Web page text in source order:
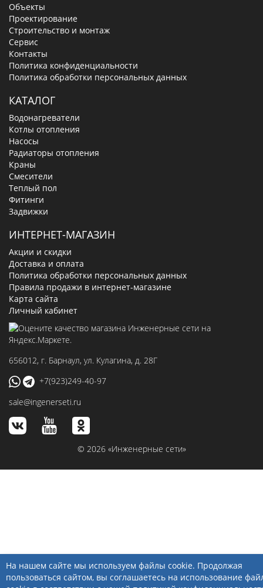
Объекты
Проектирование
Строительство и монтаж
Сервис
Контакты
Политика конфиденциальности
Политика обработки персональных данных
КАТАЛОГ
Водонагреватели
Котлы отопления
Насосы
Радиаторы отопления
Краны
Смесители
Теплый пол
Фитинги
Задвижки
ИНТЕРНЕТ-МАГАЗИН
Акции и скидки
Доставка и оплата
Политика обработки персональных данных
Правила продажи в интернет-магазине
Карта сайта
Личный кабинет
656012, г. Барнаул, ул. Кулагина, д. 28Г
+7(923)249-40-97
sale@ingenerseti.ru
© 2026 «Инженерные сети»
На нашем сайте мы используем файлы cookie. Продолжая
пользоваться сайтом, вы соглашаетесь на использование